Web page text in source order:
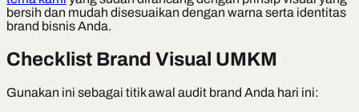
bersih dan mudah disesuaikan dengan warna serta identitas
brand bisnis Anda.
Checklist Brand Visual UMKM
Gunakan ini sebagai titik awal audit brand Anda hari ini: